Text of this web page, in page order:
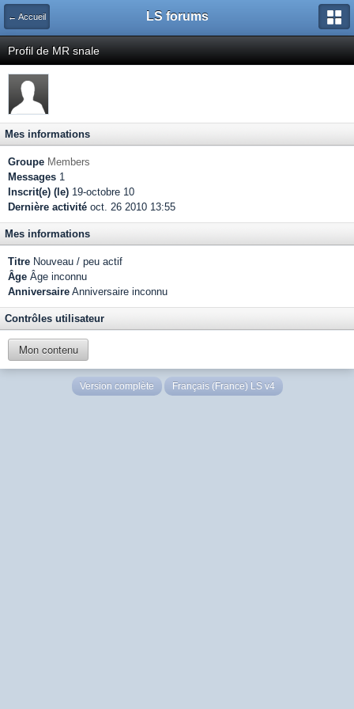
← Accueil LS forums
Profil de MR snale
Mes informations
Groupe Members
Messages 1
Inscrit(e) (le) 19-octobre 10
Dernière activité oct. 26 2010 13:55
Mes informations
Titre Nouveau / peu actif
Âge Âge inconnu
Anniversaire Anniversaire inconnu
Contrôles utilisateur
Mon contenu
Version complète Français (France) LS v4